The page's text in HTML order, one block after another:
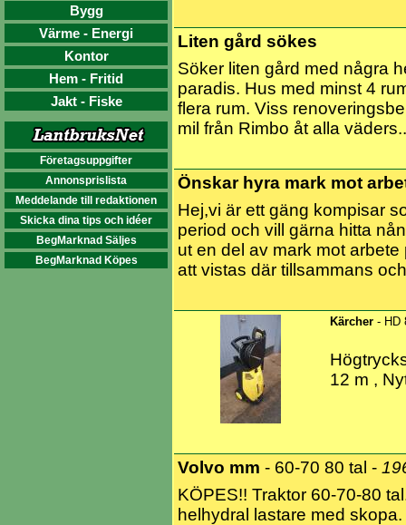
Bygg
Värme - Energi
Kontor
Hem - Fritid
Jakt - Fiske
Företagsuppgifter
Annonsprislista
Meddelande till redaktionen
Skicka dina tips och idéer
BegMarknad Säljes
BegMarknad Köpes
Liten gård sökes
Söker liten gård med några
paradis. Hus med minst 4
flera rum. Viss
mil från Rimbo åt alla
Önskar hyra mark mot
Hej,vi är ett gäng kompisar
period och vill gärna hitta
ut en del av mark mot
att vistas där tillsammans
Kärcher - HD
12 m ,
Volvo mm - 60-70 80 tal -
KÖPES!! Traktor 60-70-80
helhydral lastare med